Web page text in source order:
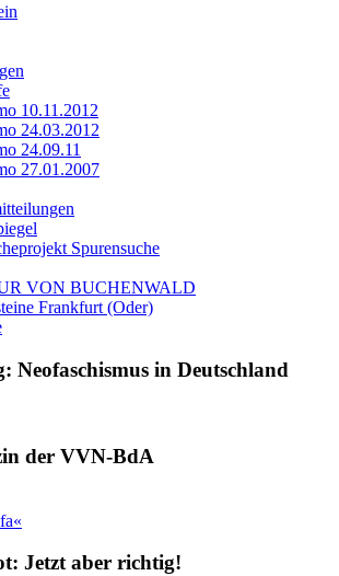
10.11.2012
24.03.2012
24.09.11
27.01.2007
Spurensuche
VON BUCHENWALD
Frankfurt (Oder)
Neofaschismus in Deutschland
der VVN-BdA
Jetzt aber richtig!